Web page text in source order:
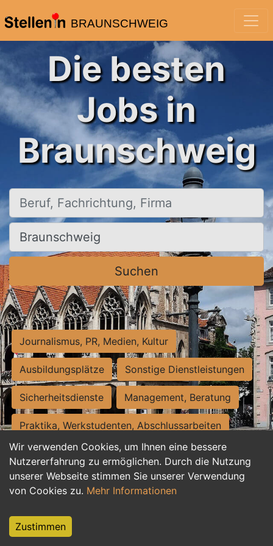
BRAUNSCHWEIG
Wir verwenden Cookies, um Ihnen eine bessere
Nutzererfahrung zu ermöglichen. Durch die Nutzung
unserer Webseite stimmen Sie unserer Verwendung
von Cookies zu. Mehr Informationen
Zustimmen
Die besten
Jobs in
Braunschweig
Beruf, Fachrichtung, Firma
Ort, Stadt
Suchen
Journalismus, PR, Medien, Kultur
Ausbildungsplätze Sonstige Dienstleistungen
Sicherheitsdienste Management, Beratung
Praktika, Werkstudenten, Abschlussarbeiten
Personalwesen Assistenz, Sekretariat
Hilfskräfte, Aushilfs- und Nebenjobs
Weiterbildung, Studium, duale Ausbildung